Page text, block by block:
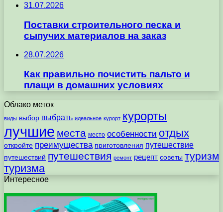
31.07.2026
Поставки строительного песка и
сыпучих материалов на заказ
28.07.2026
Как правильно почистить пальто и
плащи в домашних условиях
Облако меток
виды выбор выбрать идеальное курорт курорты
лучшие места место особенности отдых
откройте преимущества приготовления путешествие
путешествий путешествия ремонт рецепт советы туризм
туризма
Интересное